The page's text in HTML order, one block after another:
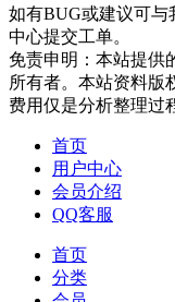
如有BUG或建议可与
中心提交工单。
免责申明：本站提供
所有者。本站资料版
费用仅是分析整理过
首页
用户中心
会员介绍
QQ客服
首页
分类